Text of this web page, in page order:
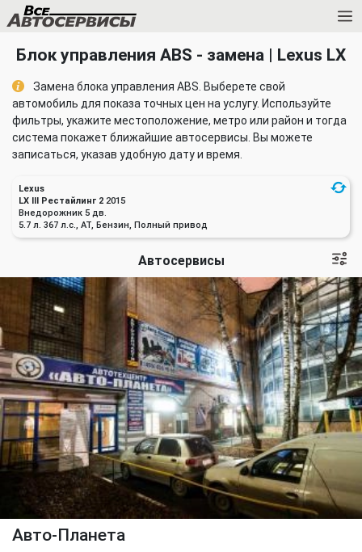
Блок управления ABS - замена | Lexus LX
Замена блока управления ABS. Выберете свой
автомобиль для показа точных цен на услугу. Используйте
фильтры, укажите местоположение, метро или район и тогда
система покажет ближайшие автосервисы. Вы можете
записаться, указав удобную дату и время.
Lexus
LX III Рестайлинг 2 2015
Внедорожник 5 дв.
5.7 л. 367 л.с., AT, Бензин, Полный привод
Автосервисы
Авто-Планета